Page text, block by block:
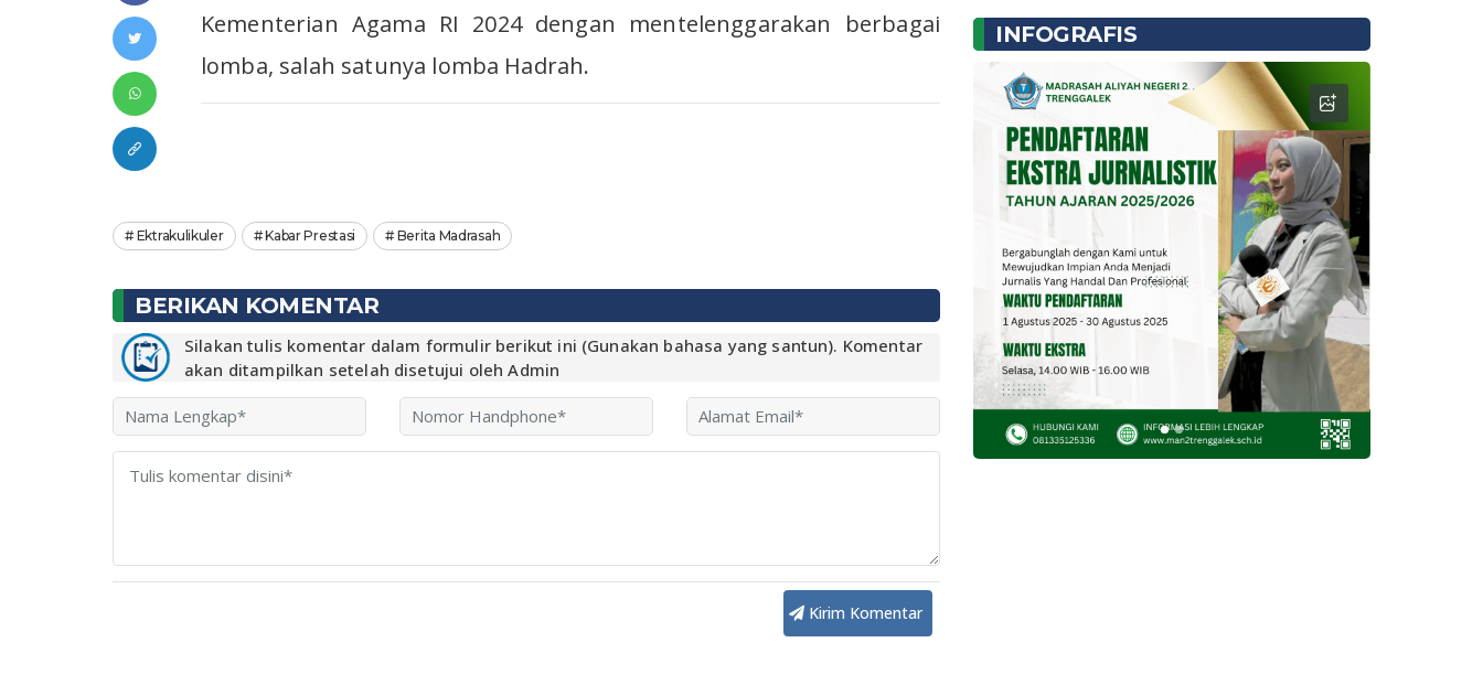
Kementerian Agama RI 2024 dengan mentelenggarakan berbagai
lomba, salah satunya lomba Hadrah.
Ektrakulikuler Kabar Prestasi Berita Madrasah
BERIKAN KOMENTAR
Silakan tulis komentar dalam formulir berikut ini (Gunakan bahasa yang santun). Komentar
akan ditampilkan setelah disetujui oleh Admin
Kirim Komentar
INFOGRAFIS